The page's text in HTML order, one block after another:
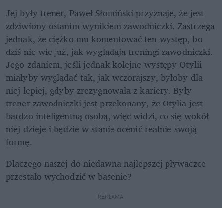
Jej były trener, Paweł Słomiński przyznaje, że jest
zdziwiony ostanim wynikiem zawodniczki. Zastrzega
jednak, że ciężko mu komentować ten występ, bo
dziś nie wie już, jak wyglądają treningi zawodniczki.
Jego zdaniem, jeśli jednak kolejne występy Otylii
miałyby wyglądać tak, jak wczorajszy, byłoby dla
niej lepiej, gdyby zrezygnowała z kariery. Były
trener zawodniczki jest przekonany, że Otylia jest
bardzo inteligentną osobą, więc widzi, co się wokół
niej dzieje i będzie w stanie ocenić realnie swoją
formę.
Dlaczego naszej do niedawna najlepszej pływaczce
przestało wychodzić w basenie?
REKLAMA